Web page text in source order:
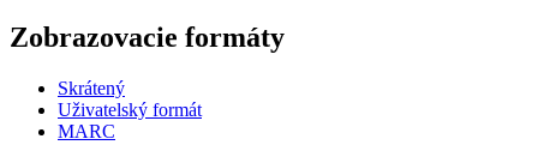
Zobrazovacie formáty
Skrátený
Uživatelský formát
MARC